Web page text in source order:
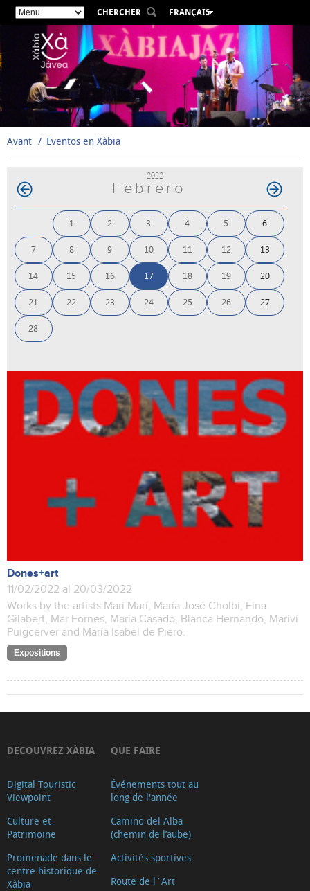
CHERCHER
FRANÇAIS
ESPAÑOL
VALENCIÀ
ENGLISH
DEUTSCH
РУССКИЙ
Avant Eventos en Xàbia
2022
Febrero
1 2 3 4 5 6
7 8 9 10 11 12 13
14 15 16 17 18 19 20
21 22 23 24 25 26 27
28
Dones+art
11/02/2022 al 20/03/2022
Works by the artists Mari Marí, María José Cholbi, Fina
Gilabert, Mar Fornes, María Casado, Blanca Hernando, Mariví
Puigcerver and María Isabel de Piero.
Expositions
DECOUVREZ XÀBIA
Digital Touristic
Viewpoint
Culture et
Patrimoine
Promenade dans le
centre historique de
Xàbia
QUE FAIRE
Événements tout au
long de l'année
Camino del Alba
(chemin de l’aube)
Activités sportives
Route de l´Art